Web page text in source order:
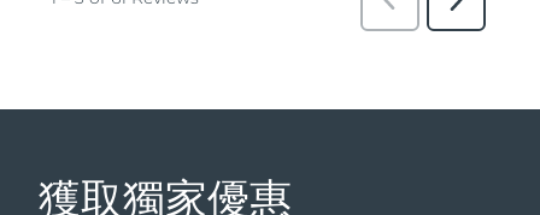
獲取獨家優惠